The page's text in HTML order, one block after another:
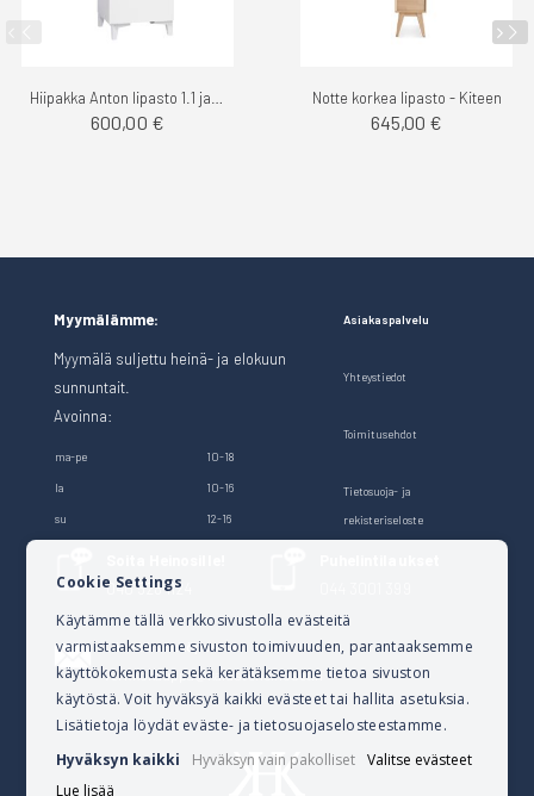
600,00 €
Notte korkea lipasto - Kiteen
645,00 €
Myymälämme:
Myymälä suljettu heinä- ja elokuun
sunnuntait.
Avoinna:
ma-pe 10-18
la 10-16
su 12-16
Asiakaspalvelu
Yhteystiedot
Toimitusehdot
Tietosuoja- ja
rekisteriseloste
040 528 1124
Lähetä sähköpostia
verkkokauppa@kalusteheinoset.fi
Cookie Settings
Käytämme tällä verkkosivustolla evästeitä
varmistaaksemme sivuston toimivuuden, parantaaksemme
käyttökokemusta sekä kerätäksemme tietoa sivuston
käytöstä. Voit hyväksyä kaikki evästeet tai hallita asetuksia.
Lisätietoja löydät eväste- ja tietosuojaselosteestamme.
Hyväksyn kaikki
Hyväksyn vain pakolliset
Valitse evästeet
Lue lisää